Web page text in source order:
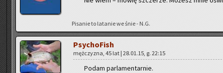
Pi­sa­nie to la­ta­nie we śnie - N.G.
Psy­cho­Fish
męż­czy­zna, 45 lat | 28.01.15, g. 22:15
Podam par­la­men­tar­nie.